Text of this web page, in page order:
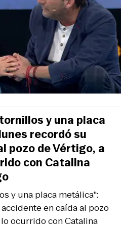
y una placa metálica":
en caída al pozo
ocurrido con Catalina
y una placa
recordó su
pozo de Vértigo, a
con Catalina